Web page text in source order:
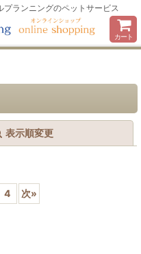
ランニングのペットサービス
カート
表示順変更
4 次»